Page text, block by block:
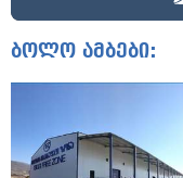
ბოლო ამბები: